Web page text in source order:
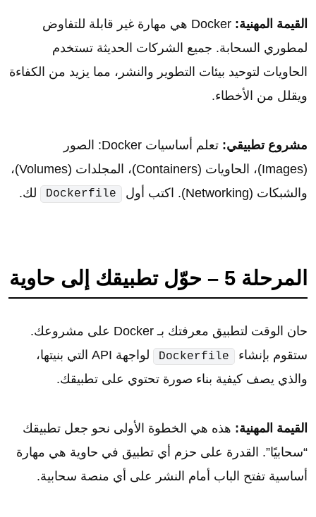
القيمة المهنية:
Docker هي مهارة غير قابلة للتفاوض
لمطوري السحابة. جميع الشركات الحديثة تستخدم
الحاويات لتوحيد بيئات التطوير والنشر، مما يزيد من الكفاءة
ويقلل من الأخطاء.
مشروع تطبيقي:
تعلم أساسيات Docker: الصور
(Images)، الحاويات (Containers)، المجلدات (Volumes)،
والشبكات (Networking). اكتب أول
Dockerfile لك.
المرحلة 5 – حوّل تطبيقك إلى حاوية
حان الوقت لتطبيق معرفتك بـ Docker على مشروعك.
ستقوم بإنشاء
Dockerfile
لواجهة API التي بنيتها،
والذي يصف كيفية بناء صورة تحتوي على تطبيقك.
القيمة المهنية: هذه هي الخطوة الأولى نحو جعل تطبيقك
“سحابيًا”. القدرة على حزم أي تطبيق في حاوية هي مهارة
أساسية تفتح الباب أمام النشر على أي منصة سحابية.